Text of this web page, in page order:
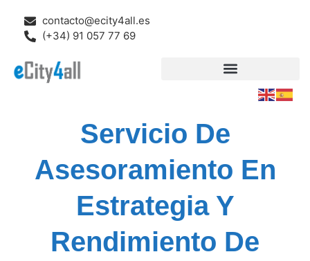
contacto@ecity4all.es
(+34) 91 057 77 69
Servicio De
Asesoramiento En
Estrategia Y
Rendimiento De